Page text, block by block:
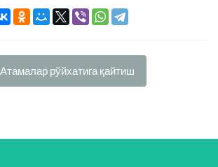
Атамалар рўйхатига қайтиш